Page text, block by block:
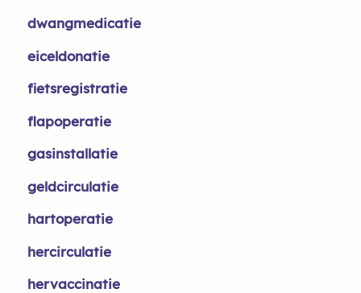
dwangmedicatie
eiceldonatie
fietsregistratie
flapoperatie
gasinstallatie
geldcirculatie
hartoperatie
hercirculatie
hervaccinatie